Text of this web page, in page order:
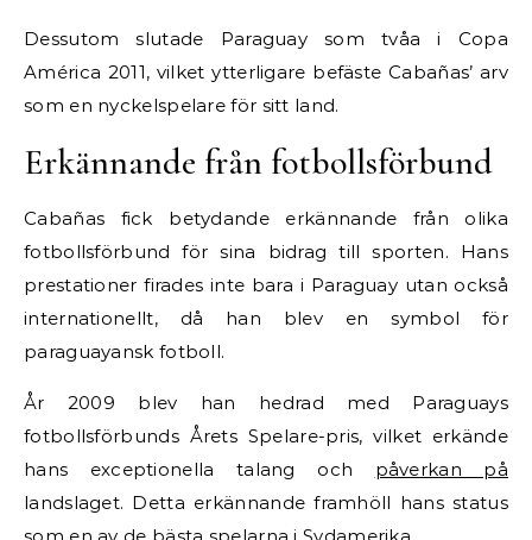
Dessutom slutade Paraguay som tvåa i Copa
América 2011, vilket ytterligare befäste Cabañas’ arv
som en nyckelspelare för sitt land.
Erkännande från fotbollsförbund
Cabañas fick betydande erkännande från olika
fotbollsförbund för sina bidrag till sporten. Hans
prestationer firades inte bara i Paraguay utan också
internationellt, då han blev en symbol för
paraguayansk fotboll.
År 2009 blev han hedrad med Paraguays
fotbollsförbunds Årets Spelare-pris, vilket erkände
hans exceptionella talang och påverkan på
landslaget. Detta erkännande framhöll hans status